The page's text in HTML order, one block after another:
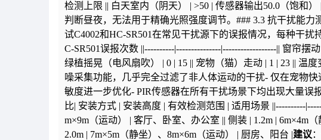
检测上限 || 白天室内（阴天） | >50 | 传感器输出50.0（饱和） |
判断昼夜，无法用于精确光照强度调节。### 3.3 抗干扰能
试C4002和HC-SR501在常见干扰源下的误报情况，每种干
C-SR501误报次数 ||----------|---------------|------------------|| 窗帘摆
绿植摇晃（电风扇吹） | 0 | 15 || 宠物（猫）走动 | 1 | 23 || 温
噪采集功能，几乎完全过滤了非人体运动的干扰- 仅在宠物
敏度进一步优化- PIR传感器在所有干扰场景下均出现大量误
比| 安装方式 | 安装高度 | 有效检测范围 | 适用场景 ||----------
m×9m（运动） | 客厅、卧室、办公室 || 侧装 | 1.2m | 6m×4m
2.0m | 7m×5m（静坐）、8m×6m（运动） | 厨房、阳台 |建议